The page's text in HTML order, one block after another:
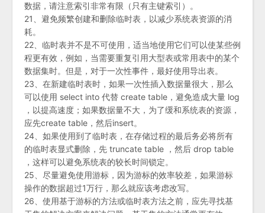
数据，请注意索引非常有限（只有主键索引）。
21、避免频繁创建和删除临时表，以减少系统表资源的消
耗。
22、临时表并不是不可使用，适当地使用它们可以使某些例
程更有效，例如，当需要重复引用大型表或常用表中的某个
数据集时。但是，对于一次性事件，最好使用导出表。
23、在新建临时表时，如果一次性插入数据量很大，那么
可以使用 select into 代替 create table，避免造成大量 log
，以提高速度；如果数据量不大，为了缓和系统表的资源，
应先create table，然后insert。
24、如果使用到了临时表，在存储过程的最后务必将所有
的临时表显式删除，先 truncate table ，然后 drop table
，这样可以避免系统表的较长时间锁定。
25、尽量避免使用游标，因为游标的效率较差，如果游标
操作的数据超过1万行，那么就应该考虑改写。
26、使用基于游标的方法或临时表方法之前，应先寻找基